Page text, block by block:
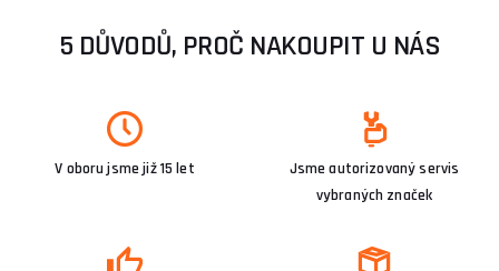
5 DŮVODŮ, PROČ NAKOUPIT U NÁS
V oboru jsme již 15 let
Jsme autorizovaný servis
vybraných značek